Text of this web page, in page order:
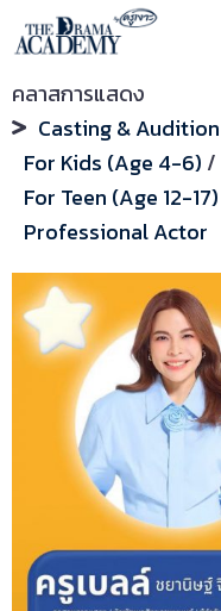
คลาสการแสดง
Casting & Audition
For Kids (Age 4-6) /
For Teen (Age 12-17)
Professional Actor